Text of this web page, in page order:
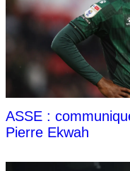
ASSE :
Pierre Ekwah